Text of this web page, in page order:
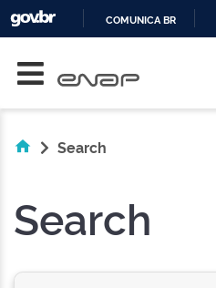
COMUNICA BR
Search
Search